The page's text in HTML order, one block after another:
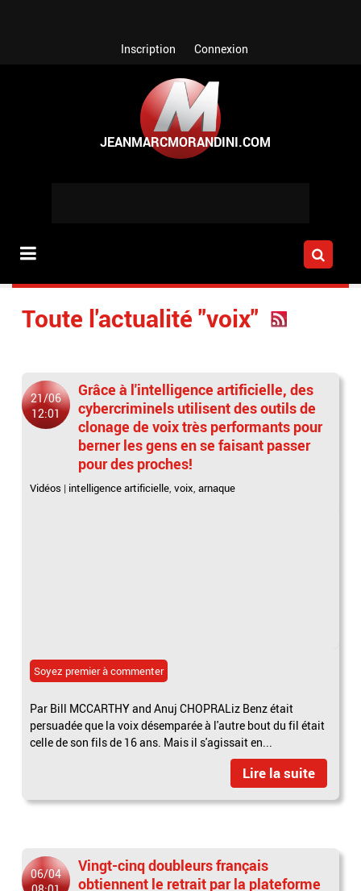
Inscription Connexion
Toute l'actualité "voix"
21/06
12:01
Grâce à l'intelligence artificielle, des
cybercriminels utilisent des outils de
clonage de voix très performants pour
berner les gens en se faisant passer
pour des proches!
Vidéos | intelligence artificielle,voix,arnaque
Soyez premier à commenter
Par Bill MCCARTHY and Anuj CHOPRALiz Benz était
persuadée que la voix désemparée à l'autre bout du fil était
celle de son fils de 16 ans. Mais il s'agissait en...
Lire la suite
06/04
Vingt-cinq doubleurs français
obtiennent le retrait par la plateforme